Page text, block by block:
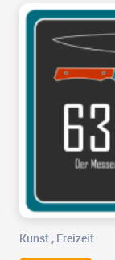
Kunst , Freizeit